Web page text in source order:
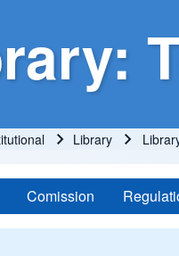
Library
Comission